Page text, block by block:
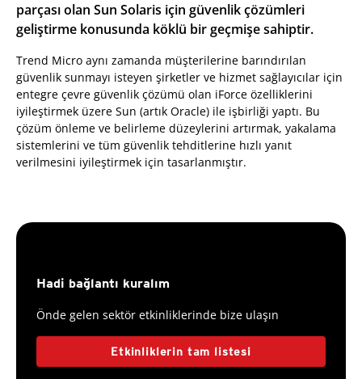
parçası olan Sun Solaris için güvenlik çözümleri
geliştirme konusunda köklü bir geçmişe sahiptir.
Trend Micro aynı zamanda müşterilerine barındırılan
güvenlik sunmayı isteyen şirketler ve hizmet sağlayıcılar için
entegre çevre güvenlik çözümü olan iForce özelliklerini
iyileştirmek üzere Sun (artık Oracle) ile işbirliği yaptı. Bu
çözüm önleme ve belirleme düzeylerini artırmak, yakalama
sistemlerini ve tüm güvenlik tehditlerine hızlı yanıt
verilmesini iyileştirmek için tasarlanmıştır.
Hadi bağlantı kuralım
Önde gelen sektör etkinliklerinde bize ulaşın
Etkinliklerin tam listesi